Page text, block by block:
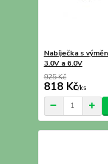
Nabíječka s
3.0V a 6.0V
925 Kč
818 Kč/ks